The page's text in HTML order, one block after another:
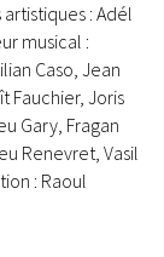
: Adél
musical :
Caso, Jean
Fauchier, Joris
Gary, Fragan
Renevret, Vasil
: Raoul